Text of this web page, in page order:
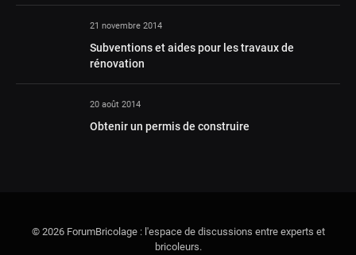
21 novembre 2014
Subventions et aides pour les travaux de
rénovation
20 août 2014
Obtenir un permis de construire
© 2026 ForumBricolage : l'espace de discussions entre experts et
bricoleurs.